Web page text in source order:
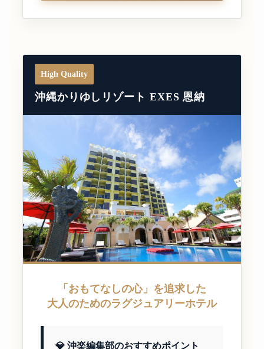
High Quality
沖縄かりゆしリゾート EXES 恩納
「おもてなしの心」を追求した
大人のためのラグジュアリーホテル
💎 沖楽編集部のおすすめポイント